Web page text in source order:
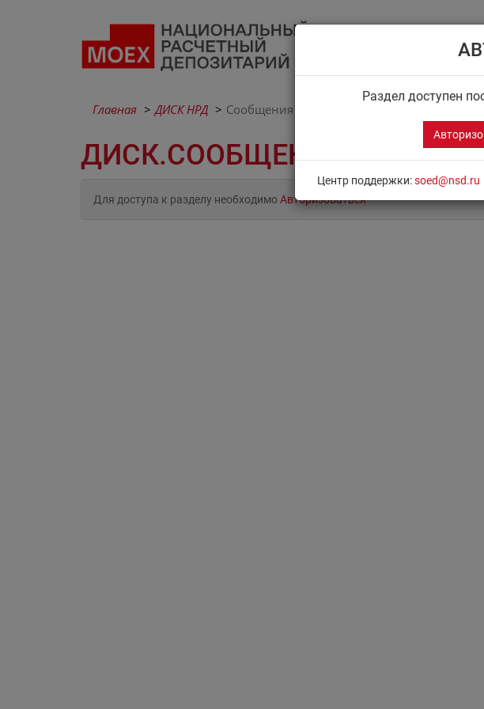
API NSD ДИСК
Главная ДИСК НРД Сообщения
ДИСК.СООБЩЕНИЯ
Для доступа к разделу необходимо Авторизоваться
Раздел доступен
Центр поддержки:soed@nsd.ru